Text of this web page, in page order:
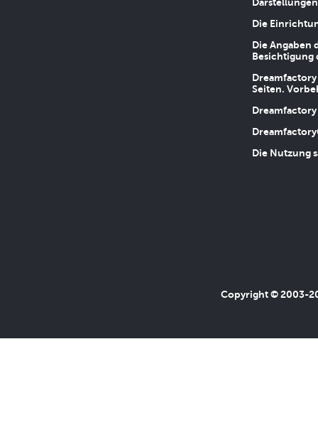
Die
Die
Besichtigung
Seiten.
Die Nutzung
Copyright © 2003-